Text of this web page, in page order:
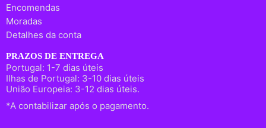
Encomendas
Moradas
Detalhes da conta
PRAZOS DE ENTREGA
Portugal: 1-7 dias úteis
Ilhas de Portugal: 3-10 dias úteis
União Europeia: 3-12 dias úteis.
*A contabilizar após o pagamento.